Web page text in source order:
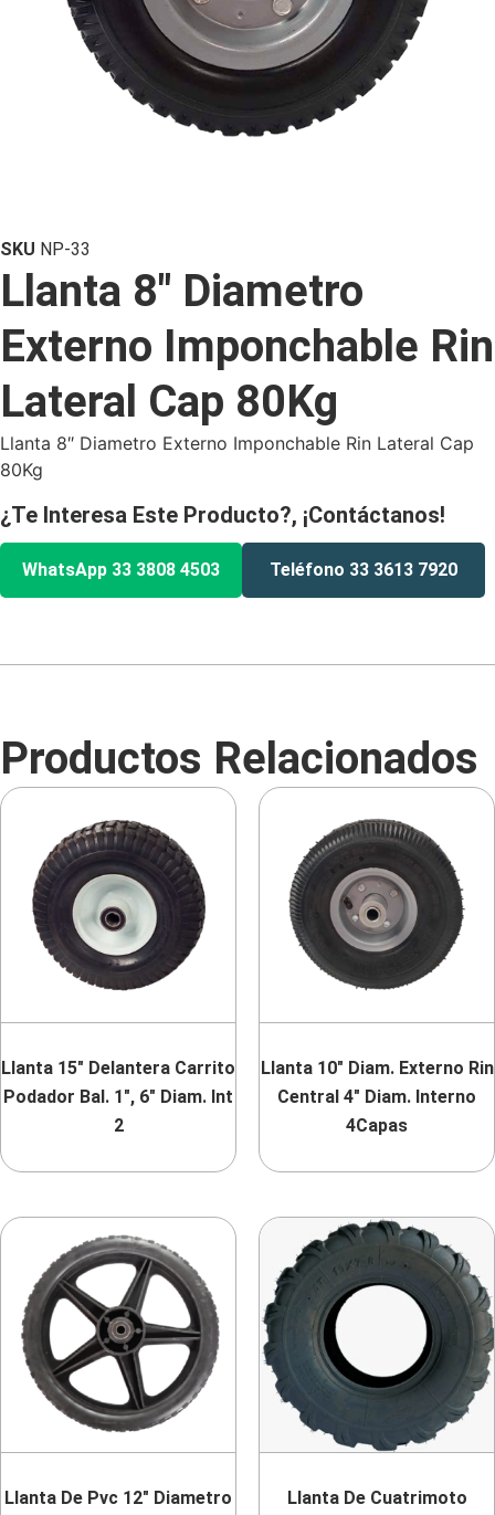
SKU NP-33
Llanta 8″ Diametro
Externo Imponchable Rin
Lateral Cap 80Kg
Llanta 8″ Diametro Externo Imponchable Rin Lateral Cap
80Kg
¿Te Interesa Este Producto?, ¡Contáctanos!
WhatsApp 33 3808 4503 Teléfono 33 3613 7920
Productos Relacionados
Llanta 15″ Delantera Carrito
Podador Bal. 1″, 6″ Diam. Int
2
Llanta 10″ Diam. Externo Rin
Central 4″ Diam. Interno
4Capas
Llanta De Pvc 12″ Diametro
Llanta De Cuatrimoto